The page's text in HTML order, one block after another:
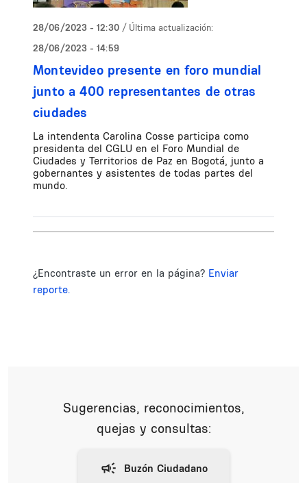
28/06/2023 - 12:30 / Última actualización:
28/06/2023 - 14:59
Montevideo presente en foro mundial
junto a 400 representantes de otras
ciudades
La intendenta Carolina Cosse participa como
presidenta del CGLU en el Foro Mundial de
Ciudades y Territorios de Paz en Bogotá, junto a
gobernantes y asistentes de todas partes del
mundo.
¿Encontraste un error en la página? Enviar
reporte.
Sugerencias, reconocimientos,
quejas y consultas: